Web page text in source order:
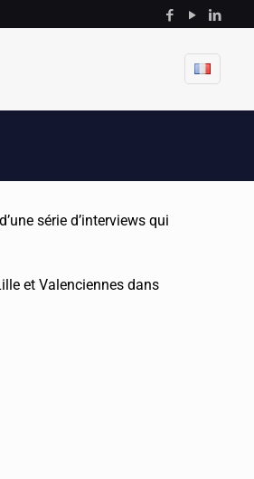
série d’interviews qui
et Valenciennes dans